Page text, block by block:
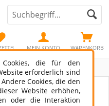
WARENKORB
MEIN KONTO
Cookies, die für den
erforderlich sind
Cookies, die den
Website erhöhen,
oder die Interaktion